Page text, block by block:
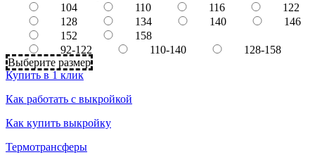
104
110 116
122
128
134 140
146
152
158
92-122
110-140
128-158
Выберите размер
Купить в 1 клик
Как работать с выкройкой
Как купить выкройку
Термотрансферы